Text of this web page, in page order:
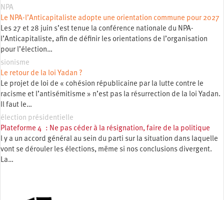
NPA
Le NPA-l’Anticapitaliste adopte une orientation commune pour 2027
Les 27 et 28 juin s’est tenue la conférence nationale du NPA-
l’Anticapitaliste, afin de définir les orientations de l’organisation
pour l’élection…
sionisme
Le retour de la loi Yadan ?
Le projet de loi de « cohésion républicaine par la lutte contre le
racisme et l’antisémitisme » n’est pas la résurrection de la loi Yadan.
Il faut le…
élection présidentielle
Plateforme 4 : Ne pas céder à la résignation, faire de la politique
l y a un accord général au sein du parti sur la situation dans laquelle
vont se dérouler les élections, même si nos conclusions divergent.
La…